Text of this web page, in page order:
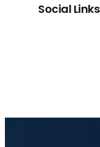
Social Links